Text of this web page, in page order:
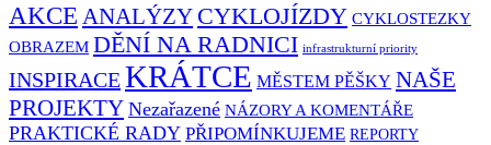
AKCE ANALÝZY CYKLOJÍZDY CYKLOSTEZKY
OBRAZEM DĚNÍ NA RADNICI infrastrukturní priority
INSPIRACEKRÁTCE MĚSTEM PĚŠKY NAŠE
PROJEKTY Nezařazené NÁZORY A KOMENTÁŘE
PRAKTICKÉ RADY PŘIPOMÍNKUJEME REPORTY